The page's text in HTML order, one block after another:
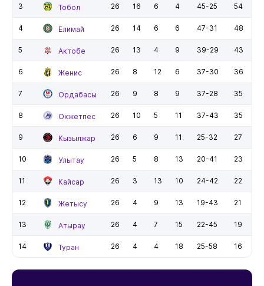
3 Тобол 26 16 6 4 45-25 54
4 Елимай 26 14 6 6 47-31 48
5 Актобе 26 13 4 9 39-29 43
6 Женис 26 8 12 6 37-30 36
7 Ордабасы 26 9 8 9 37-28 35
8 Окжетпес 26 10 5 11 37-43 35
9 Кызылжар 26 6 9 11 25-32 27
10 Улытау 26 5 8 13 20-41 23
11 Кайсар 26 3 13 10 24-42 22
12 Жетысу 26 4 9 13 19-43 21
13 Атырау 26 4 7 15 22-45 19
14 Туран 26 4 4 18 25-58 16